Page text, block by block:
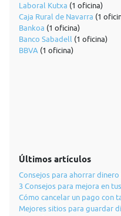
Laboral Kutxa (1 oficina)
Caja Rural de Navarra (1
Bankoa (1 oficina)
Banco Sabadell (1 oficina)
BBVA (1 oficina)
Últimos artículos
Consejos para ahorrar
3 Consejos para mejora en
Cómo cancelar un pago con
Mejores sitios para guardar